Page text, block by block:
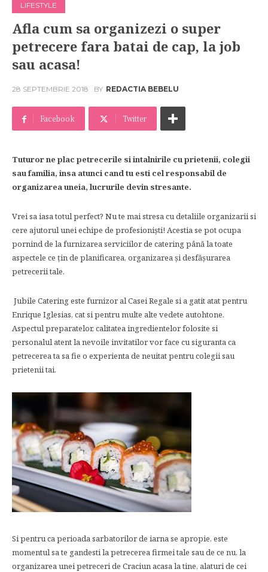
LIFESTYLE
Afla cum sa organizezi o super
petrecere fara batai de cap, la job
sau acasa!
28 SEPTEMBRIE 2018 BY REDACTIA BEBELU
Facebook Twitter
Tuturor ne plac petrecerile si intalnirile cu prietenii, colegii
sau familia, insa atunci cand tu esti cel responsabil de
organizarea uneia, lucrurile devin stresante.
Vrei sa iasa totul perfect? Nu te mai stresa cu detaliile organizarii si
cere ajutorul unei echipe de profesioniști! Acestia se pot ocupa
pornind de la furnizarea serviciilor de catering până la toate
aspectele ce țin de planificarea, organizarea și desfășurarea
petrecerii tale.
Jubile Catering este furnizor al Casei Regale si a gatit atat pentru
Enrique Iglesias, cat si pentru multe alte vedete autohtone.
Aspectul preparatelor, calitatea ingredientelor folosite si
personalul atent la nevoile invitatilor vor face cu siguranta ca
petrecerea ta sa fie o experienta de neuitat pentru colegii sau
prietenii tai.
Si pentru ca perioada sarbatorilor de iarna se apropie, este
momentul sa te gandesti la petrecerea firmei tale sau de ce nu, la
organizarea unei petreceri de Craciun acasa la tine, alaturi de cei